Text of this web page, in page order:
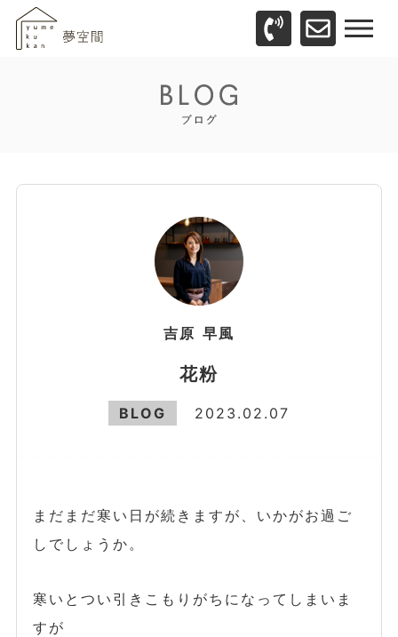
吉原 早風
花粉
BLOG 2023.02.07
まだまだ寒い日が続きますが、いかがお過ご
しでしょうか。
寒いとつい引きこもりがちになってしまいま
すが